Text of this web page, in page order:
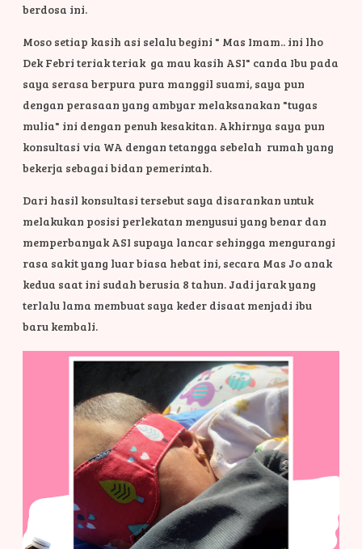
berdosa ini.
Moso setiap kasih asi selalu begini " Mas Imam.. ini lho
Dek Febri teriak teriak ga mau kasih ASI" canda Ibu pada
saya serasa berpura pura manggil suami, saya pun
dengan perasaan yang ambyar melaksanakan "tugas
mulia" ini dengan penuh kesakitan. Akhirnya saya pun
konsultasi via WA dengan tetangga sebelah rumah yang
bekerja sebagai bidan pemerintah.
Dari hasil konsultasi tersebut saya disarankan untuk
melakukan posisi perlekatan menyusui yang benar dan
memperbanyak ASI supaya lancar sehingga mengurangi
rasa sakit yang luar biasa hebat ini, secara Mas Jo anak
kedua saat ini sudah berusia 8 tahun. Jadi jarak yang
terlalu lama membuat saya keder disaat menjadi ibu
baru kembali.